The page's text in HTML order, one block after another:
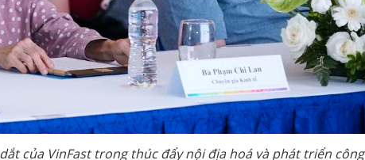
của VinFast trong thúc đẩy nội địa hoá và phát triển công